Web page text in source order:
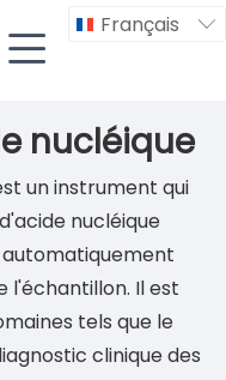
Français 

nucléique
un instrument qui
nucléique
l'échantillon. Il est
tels que le
clinique des